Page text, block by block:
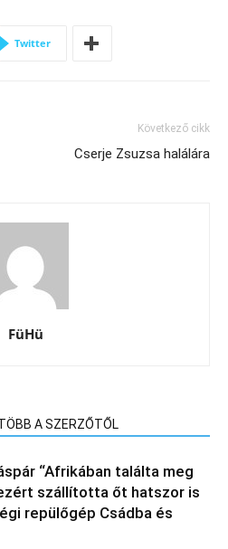
Twitter
Következő cikk
Cserje Zsuzsa halálára
FüHü
A SZERZŐTŐL
“Afrikában találta meg
szállította őt hatszor is
repülőgép Csádba és